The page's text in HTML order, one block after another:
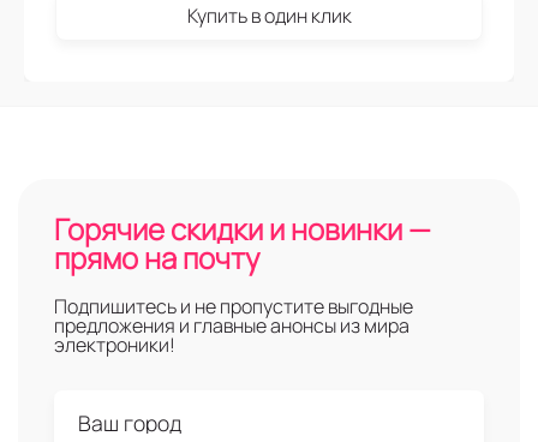
Купить в один клик
Горячие скидки и новинки —
прямо на почту
Подпишитесь и не пропустите выгодные
предложения и главные анонсы из мира
электроники!